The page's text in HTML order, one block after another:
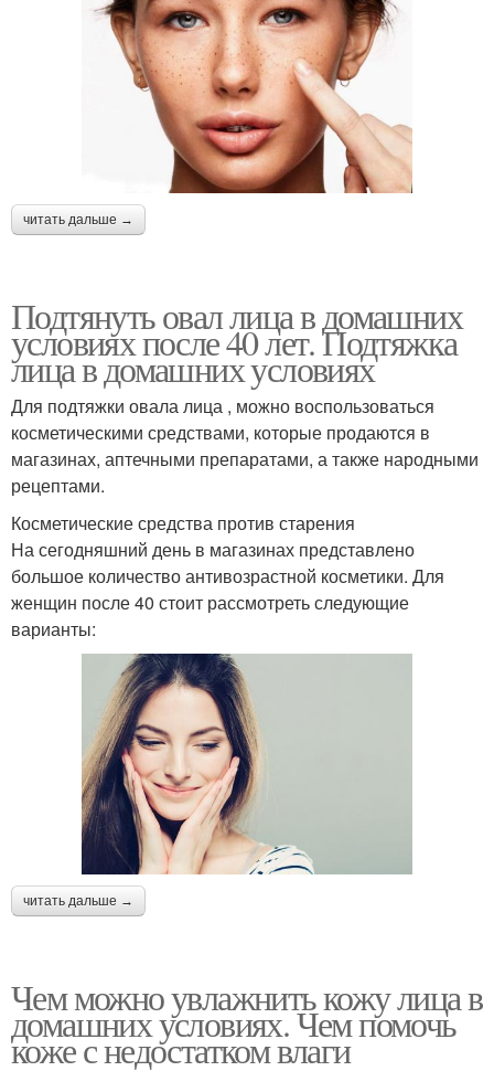
читать дальше →
Подтянуть овал лица в домашних
условиях после 40 лет. Подтяжка
лица в домашних условиях
Для подтяжки овала лица , можно воспользоваться
косметическими средствами, которые продаются в
магазинах, аптечными препаратами, а также народными
рецептами.
Косметические средства против старения
На сегодняшний день в магазинах представлено
большое количество антивозрастной косметики. Для
женщин после 40 стоит рассмотреть следующие
варианты:
читать дальше →
Чем можно увлажнить кожу лица в
домашних условиях. Чем помочь
коже с недостатком влаги